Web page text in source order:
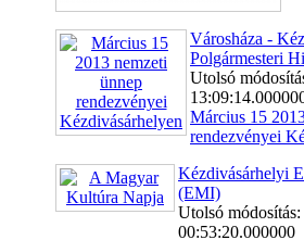
Városháza -
Polgármesteri
Utolsó
Március 15
rendezvényei
Kézdivásárhelyi
(EMI)
Utolsó
00:53:20.000000